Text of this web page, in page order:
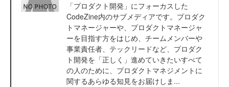
「プロダクト開発」にフォーカスした
CodeZine内のサブメディアです。プロダク
トマネージャーや、プロダクトマネージャ
ーを目指す方をはじめ、チームメンバーや
事業責任者、テックリードなど、プロダク
ト開発を「正しく」進めていきたいすべて
の人のために、プロダクトマネジメントに
関するあらゆる知見をお届けしま...